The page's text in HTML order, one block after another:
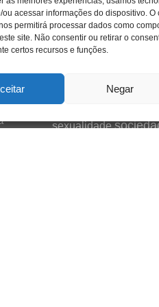
ou acessar informações do dispositivo.
permitirá processar dados como
site. Não consentir ou retirar o
certos recursos e funções.
Negar
educação entrevista
freud infância insight jung
loucura luto maternidade
pandemia psicanálise
psicologia
saúde
sexualidade